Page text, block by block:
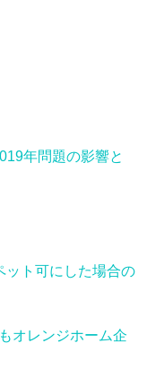
年問題の影響と
ト可にした場合の
オレンジホーム企